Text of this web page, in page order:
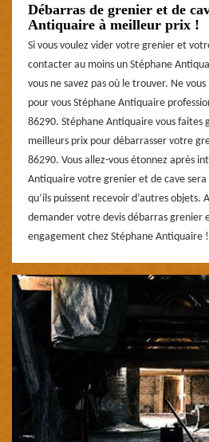
Débarras de grenier et de
Antiquaire à meilleur prix !
Si vous voulez vider votre grenier et
contacter au moins un Stéphane
vous ne savez pas où le trouver. Ne
pour vous Stéphane Antiquaire
86290. Stéphane Antiquaire vous faites
meilleurs prix pour débarrasser votre
86290. Vous allez-vous étonnez après
Antiquaire votre grenier et de cave
qu’ils puissent recevoir d’autres objets.
demander votre devis débarras grenier
engagement chez Stéphane Antiquaire !